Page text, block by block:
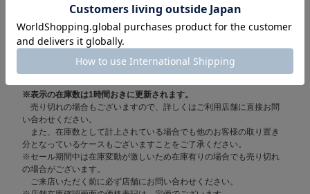
取り置き/取り寄せサービス「トリおけーる」について
在庫表示についての注意
※表示の在庫数は1時間おきに更新されます。
売り切れの場合もございますので、詳しくはご利用店舗に直接お問
い合わせください。
また、在庫数として計上されている場合でも他のお客様の取り置き
分となっているケースもございますことをご了承ください。
※セール期間中は在庫変動が激しいため在庫有りの場合でも売り切れ
の場合がございます。
ご来店いただく前に必ず店舗にお問い合わせください。